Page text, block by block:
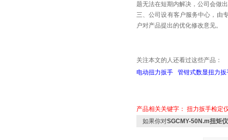
题无法在短期内解决，公司会做
三、公司设有客户服务中心，由
户对产品提出的优化修改意见。
关注本文的人还看过这些产品：
电动扭力扳手
管钳式数显扭力扳
产品相关关键字： 扭力扳手检定
如果你对SGCMY-50N.m扭矩